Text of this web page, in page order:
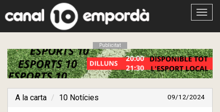
Obrir
Publicitat
A la carta 10 Notícies 09/12/2024